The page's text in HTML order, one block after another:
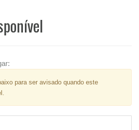
para ser avisado quando este